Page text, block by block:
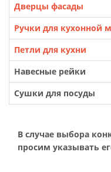
Дверцы фасады
Ручки для кухонной
Петли для кухни
Навесные рейки
Сушки для посуды
В случае выбора
просим указывать